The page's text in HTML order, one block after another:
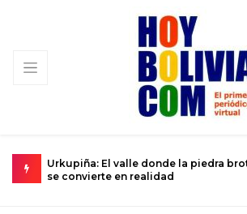
Urkupiña: El valle donde la piedra
se convierte en realidad